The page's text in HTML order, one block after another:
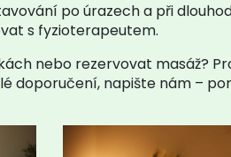
po úrazech a při
s fyzioterapeutem.
nebo rezervovat masáž?
doporučení, napište nám –